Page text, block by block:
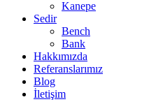
Kanepe
Sedir
Bench
Bank
Hakkımızda
Referanslarımız
Blog
İletişim